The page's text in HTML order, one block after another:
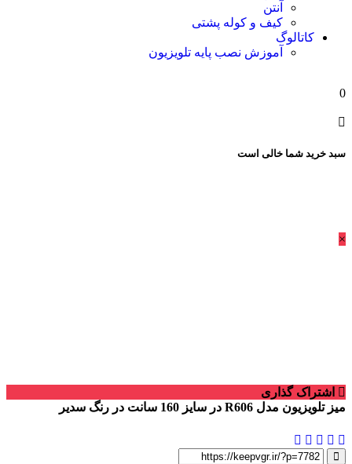
آنتن
کیف و کوله پشتی
کاتالوگ
آموزش نصب پایه تلویزیون
0
سبد خرید شما خالی است
×
اشتراک گذاری
میز تلویزیون مدل R606 در سایز 160 سانت در رنگ سدیر